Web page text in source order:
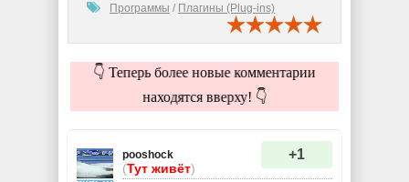
Программы / Плагины (Plug-ins)
👇 Теперь более новые комментарии
находятся вверху! 👇
pooshock
(Тут живёт)
+1